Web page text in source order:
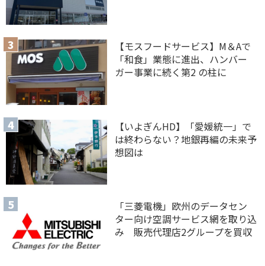
【モスフードサービス】M＆Aで
「和食」業態に進出、ハンバー
ガー事業に続く第2 の柱に
【いよぎんHD】「愛媛統一」で
は終わらない？地銀再編の未来予
想図は
「三菱電機」欧州のデータセン
ター向け空調サービス網を取り込
み 販売代理店2グループを買収